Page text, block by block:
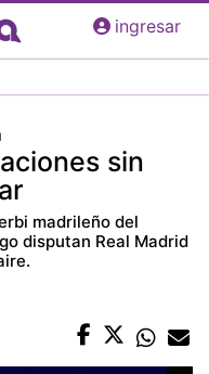
ingresar
sin
madrileño del
disputan Real Madrid